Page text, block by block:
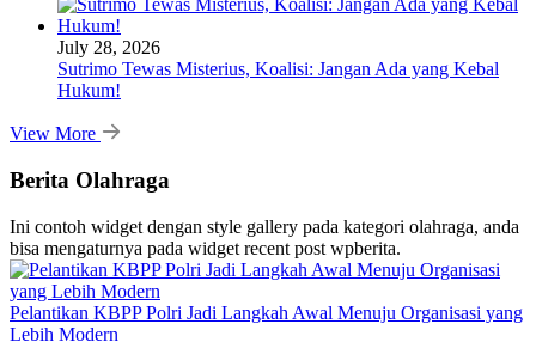
July 28, 2026
Sutrimo Tewas Misterius, Koalisi: Jangan Ada yang Kebal
Hukum!
View More
Berita Olahraga
Ini contoh widget dengan style gallery pada kategori olahraga, anda
bisa mengaturnya pada widget recent post wpberita.
Pelantikan KBPP Polri Jadi Langkah Awal Menuju Organisasi yang
Lebih Modern